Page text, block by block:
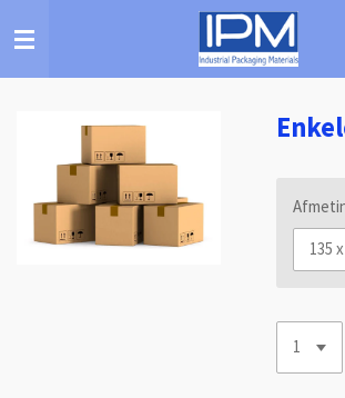
direct